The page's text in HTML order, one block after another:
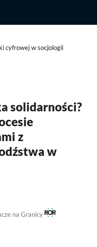
Jakościowej
cyfrowej w socjologii
solidarności?
z
w
na Granicy